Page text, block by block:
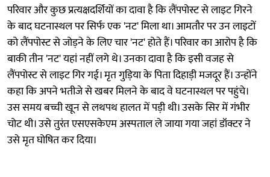
परिवार और कुछ प्रत्यक्षदर्शियों का दावा है कि लैंपपोस्ट से लाइट गिरने
के बाद घटनास्थल पर सिर्फ एक 'नट' मिला था। आमतौर पर उन लाइटों
को लैंपपोस्ट से जोड़ने के लिए चार 'नट' होते हैं। परिवार का आरोप है कि
बाकी तीन 'नट' यहां नहीं लगे थे। उनका दावा है कि इसी वजह से
लैंपपोस्ट से लाइट गिर गई। मृत गुड़िया के पिता दिहाड़ी मजदूर हैं। उन्होंने
कहा कि अपने भतीजे से खबर मिलने के बाद वे घटनास्थल पर पहुंचे।
उस समय बच्ची खून से लथपथ हालत में पड़ी थी। उसके सिर में गंभीर
चोट थी। उसे तुरंत एसएसकेएम अस्पताल ले जाया गया जहां डॉक्टर ने
उसे मृत घोषित कर दिया।